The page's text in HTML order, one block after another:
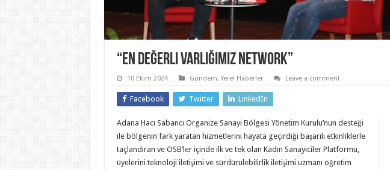
“En Değerli Varlığımız Network”
10 Ekim 2024 Gündem,Yerel Haberler Leave a comment
Facebook Twitter LinkedIn
Adana Hacı Sabancı Organize Sanayi Bölgesi Yönetim Kurulu’nun desteği
ile bölgenin fark yaratan hizmetlerini hayata geçirdiği başarılı etkinliklerle
taçlandıran ve OSB’ler içinde ilk ve tek olan Kadın Sanayiciler Platformu,
üyelerini teknoloji iletişimi ve sürdürülebilirlik iletişimi uzmanı öğretim